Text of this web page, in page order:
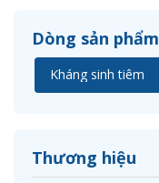
Dòng sản phẩm
Thương hiệu